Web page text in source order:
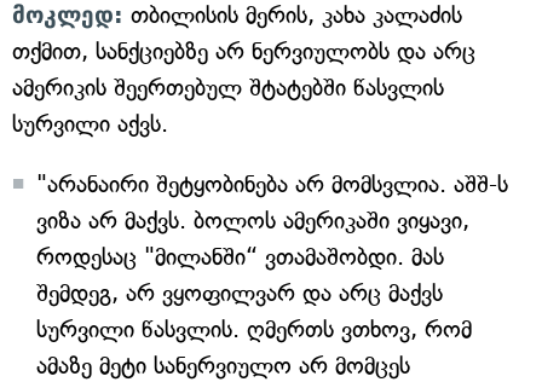
მოკლედ: თბილისის მერის, კახა კალაძის
თქმით, სანქციებზე არ ნერვიულობს და არც
ამერიკის შეერთებულ შტატებში წასვლის
სურვილი აქვს.
"არანაირი შეტყობინება არ მომსვლია. აშშ-ს
ვიზა არ მაქვს. ბოლოს ამერიკაში ვიყავი,
როდესაც "მილანში“ ვთამაშობდი. მას
შემდეგ, არ ვყოფილვარ და არც მაქვს
სურვილი წასვლის. ღმერთს ვთხოვ, რომ
ამაზე მეტი სანერვიულო არ მომცეს